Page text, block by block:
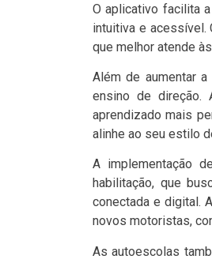
O aplicativo facilita
intuitiva e acessível.
que melhor atende
Além de aumentar
ensino de direção.
aprendizado mais
alinhe ao seu estilo
A implementação
habilitação, que
conectada e digital.
novos motoristas,
As autoescolas